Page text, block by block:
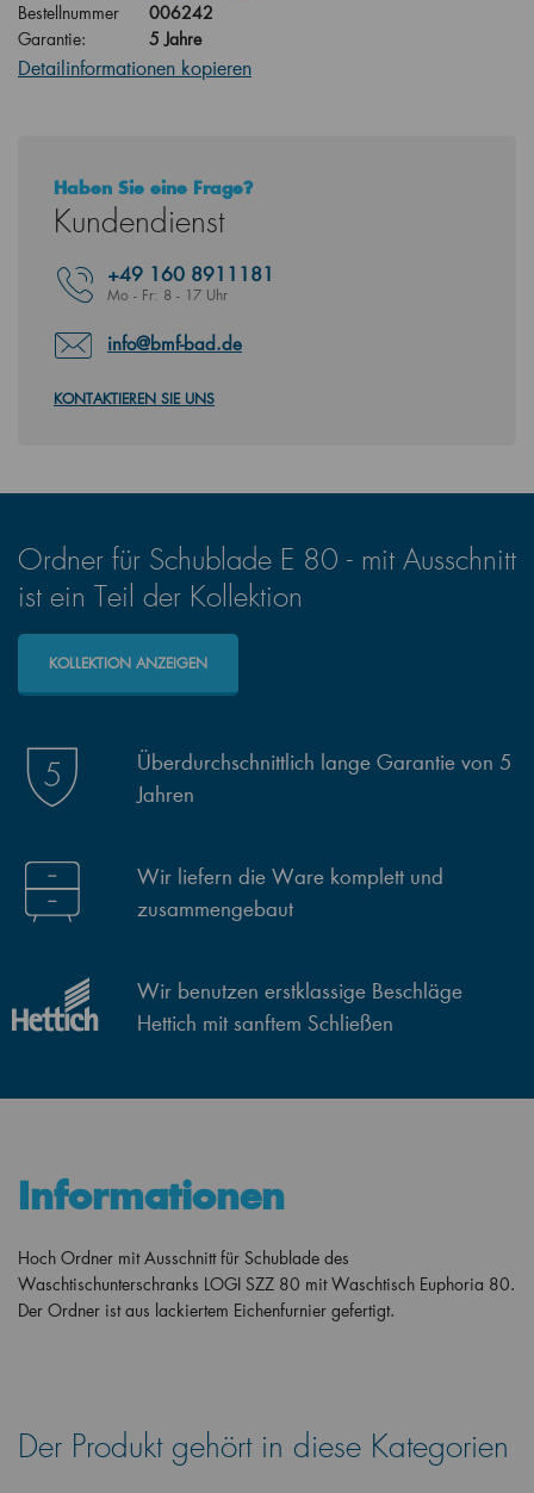
Bestellnummer
006242
Garantie:
5 Jahre
Detailinformationen kopieren
Haben Sie eine Frage?
Kundendienst
+49 160 8911181
Mo - Fr: 8 - 17 Uhr
info@bmf-bad.de
KONTAKTIEREN SIE UNS
Ordner für Schublade E 80 - mit Ausschnitt
ist ein Teil der Kollektion
KOLLEKTION ANZEIGEN
Überdurchschnittlich lange Garantie von 5
Jahren
Wir liefern die Ware komplett und
zusammengebaut
Wir benutzen erstklassige Beschläge
Hettich mit sanftem Schließen
Informationen
Hoch Ordner mit Ausschnitt für Schublade des
Waschtischunterschranks LOGI SZZ 80 mit Waschtisch Euphoria 80.
Der Ordner ist aus lackiertem Eichenfurnier gefertigt.
Der Produkt gehört in diese Kategorien